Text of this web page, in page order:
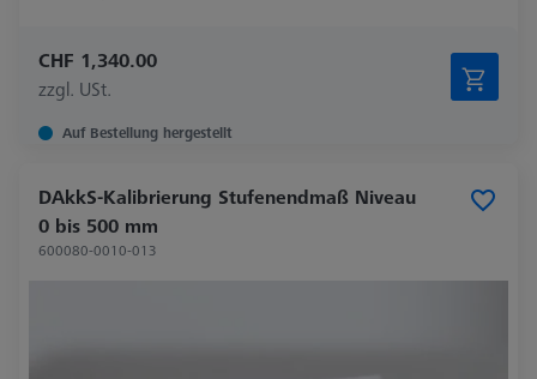
CHF 1,340.00
zzgl. USt.
Auf Bestellung hergestellt
DAkkS-Kalibrierung Stufenendmaß Niveau
0 bis 500 mm
600080-0010-013